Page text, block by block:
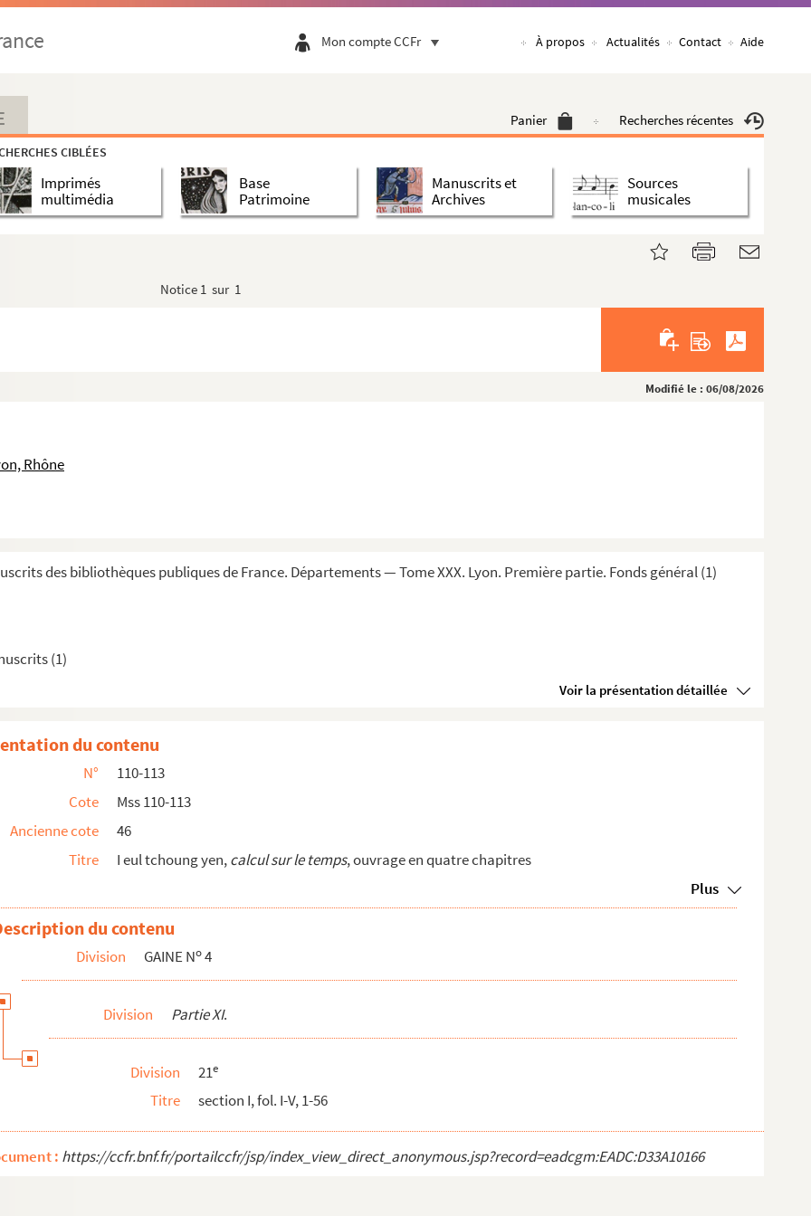
Mon compte CCFr À propos Actualités Contact Aide
Panier Recherches récentes
CIBLÉES
Imprimés
multimédia
Base
Patrimoine
Manuscrits et
Archives
Sources
musicales
Notice 1 sur 1
Modifié le : 06/08/2026
Rhône
des bibliothèques publiques de France. Départements — Tome XXX. Lyon. Première partie. Fonds général (1)
(1)
Voir la présentation détaillée
de Tseng », fol. 1-20
Schall
de mathématiques
pour mesurer la hauteur du soleil
dans le
pour les réfractions en chinois, im...
i.
de celui qui forme le manuscrit 104-105...
Dieu, en deux volumes(changethia)
quatre chapitres
pour un temps d'épreuves, par le Père F...
des saints »
divers
Jean Chrysostome
outre un imprimé (ouvrage de piété), un r...
du contenu
N°
110-113
Cote
Mss 110-113
Ancienne cote
46
Titre
I eul tchoung yen,calcul sur le temps, ouvrage en quatre chapitres
Plus
du contenu
Division GAINE No4
Division Partie XI.
Division 21e
Titre section I, fol. I-V, 1-56
: https://ccfr.bnf.fr/portailccfr/jsp/index_view_direct_anonymous.jsp?record=eadcgm:EADC:D33A10166